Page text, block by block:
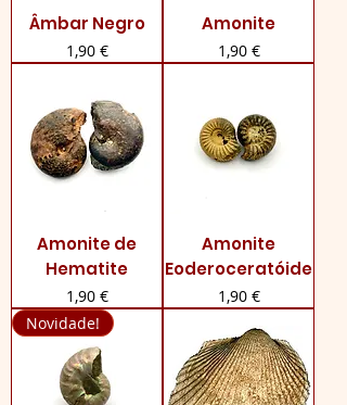
Âmbar Negro
Preço
1,90 €
Amonite
Preço
1,90 €
Amonite de
Hematite
Preço
1,90 €
Amonite
Eoderoceratóide
Preço
1,90 €
Novidade!